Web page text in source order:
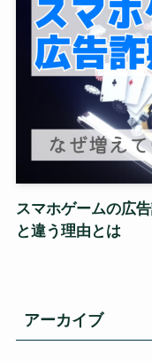
スマホゲームの広
と違う理由とは
アーカイブ